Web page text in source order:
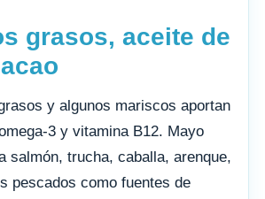
grasos, aceite de
y algunos mariscos aportan
3 y vitamina B12. Mayo
salmón, trucha, caballa, arenque,
pescados como fuentes de